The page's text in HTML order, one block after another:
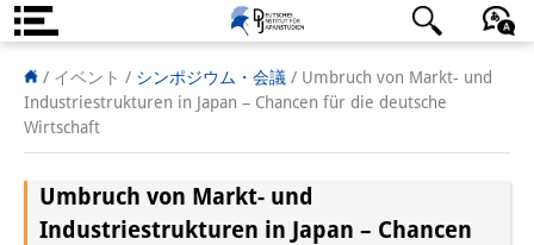
DIJ案内
研究所の概要
執行部
日本語 English Deutsch
/ イベント / シンポジウム・会議 / Umbruch von Markt- und
Industriestrukturen in Japan – Chancen für die deutsche
Wirtschaft
Umbruch von Markt- und
Industriestrukturen in Japan – Chancen